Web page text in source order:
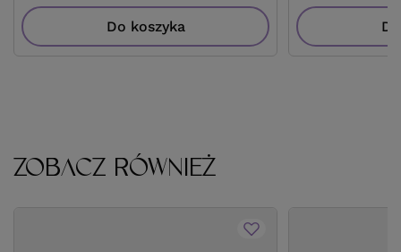
Do koszyka
ZOBACZ RÓWNIEŻ